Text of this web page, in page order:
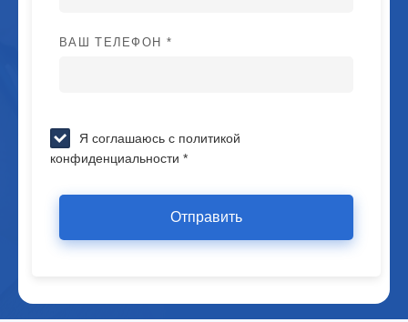
ВАШ ТЕЛЕФОН *
Я соглашаюсь с политикой
конфиденциальности *
Отправить